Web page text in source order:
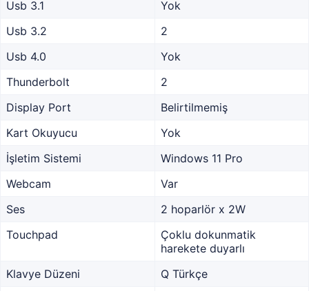
Usb 3.1
Yok
Usb 3.2
2
Usb 4.0
Yok
Thunderbolt
2
Display Port
Belirtilmemiş
Kart Okuyucu
Yok
İşletim Sistemi
Windows 11 Pro
Webcam
Var
Ses
2 hoparlör x 2W
Touchpad
Çoklu dokunmatik
harekete duyarlı
Klavye Düzeni
Q Türkçe